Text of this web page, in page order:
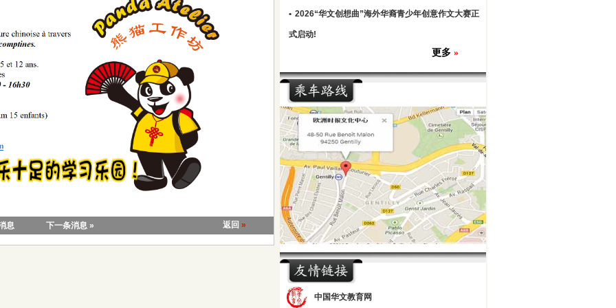
息 下一条消息 » 返回 »
• 2026“华文创想曲”海外华裔青少年创意作文大赛正
式启动!
更多 »
中国华文教育网